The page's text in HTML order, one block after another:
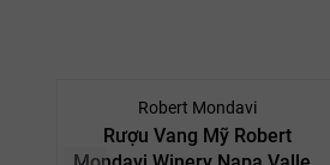
Robert Mondavi
Rượu Vang Mỹ Robert